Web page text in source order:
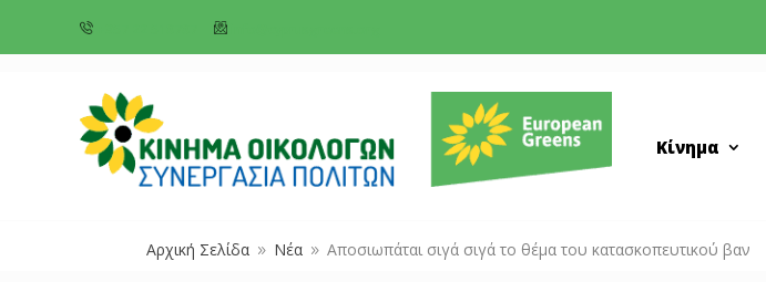
Κίνημα
Αρχική Σελίδα 9 Νέα 9 Αποσιωπάται σιγά σιγά το θέμα του κατασκοπευτικού βαν